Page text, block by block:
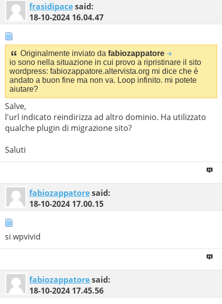
frasidipacesaid:
18-10-2024 16.04.47
Originalmente inviato da fabiozappatore
io sono nella situazione in cui provo a ripristinare il sito
wordpress: fabiozappatore.altervista.org mi dice che è
andato a buon fine ma non va. Loop infinito. mi potete
aiutare?
Salve,
l'url indicato reindirizza ad altro dominio. Ha utilizzato
qualche plugin di migrazione sito?
Saluti
fabiozappatoresaid:
18-10-2024 17.00.15
si wpvivid
fabiozappatoresaid:
18-10-2024 17.45.56